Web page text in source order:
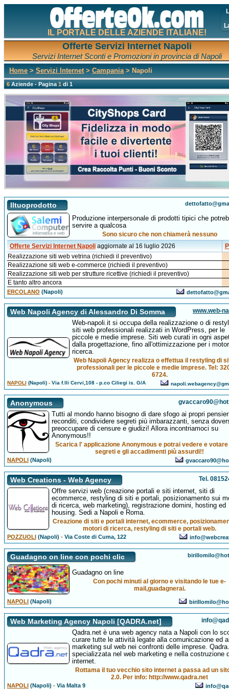
IL PORTALE DELLE AZIENDE ITALIANE!
Offerte Servizi Internet Napoli
Servizi Internet Sconti e Promozioni in provincia di Napoli
Home > Servizi Internet> Campania> Napoli
6Aziende - Pagina1di 1
Iltuoprodotto
Produzione interpersonale di prodotti tipici che
servire a qualcosa
Sono sicuro che non chiamerà nessuno
Offerte Servizi Internet Napoli aggiornate al 16 luglio 2026
Realizzazione siti web vetrina (richiedi il preventivo)
Realizzazione siti web e-commerce (richiedi il preventivo)
Realizzazione siti web per strutture ricettive (richiedi il preventivo)
E tanto altro ancora
ERCOLANO (Napoli)
Web Napoli Agency di Alessandro Di Somma www.web-
Web-napoli.it si occupa della realizzazione o di
siti web professionali realizzati in WordPress, per le
piccole e medie imprese. Siti web curati in ogni
dalla progettazione, fino all'ottimizzazione per i
ricerca.
Web Napoli Agency realizza o effettua il restyling di
professionali per le piccole e medie imprese. Tel:
6724.
NAPOLI(Napoli) -Via f.lli Cervi,108 - p.co Ciliegi is. G/A
Anonymous
Tutti al mondo hanno bisogno di dare sfogo ai propri
reconditi, condividere segreti più imbarazzanti, senza
preoccupare di censure e giudizi! Allora incontriamoci su
Anonymous!!
Scarica l' applicazione Anonymous e potrai vedere e
segreti e gli accadimenti più assurdi!!
NAPOLI(Napoli)
Web Creations - Web Agency Tel.
Offre servizi web (creazione portali e siti internet, siti di
ecommerce, restyling di siti e portali, posizionamento sui
di ricerca, web marketing), registrazione domini, hosting ed
housing. Sedi a Napoli e Roma.
Creazione di siti e portali internet, ecommerce,
motori di ricerca, restyling di siti e portali web.
POZZUOLI(Napoli) -Via Coste di Cuma, 122
Guadagno on line con pochi clic
Guadagno on line
Con pochi minuti al giorno e visitando le tue e-
mail,guadagnerai.
NAPOLI(Napoli)
Web Marketing Agency Napoli [QADRA.net]
Qadra.net è una web agency nata a Napoli con lo
curare tutte le attività legate alla comunicazione ed
marketing sul web nei confronti delle imprese.
specializzata nel web marketing e nella costruzione
internet.
Rottama il tuo vecchio sito internet a passa ad un
2.0. Per info: http://www.qadra.net
NAPOLI(Napoli) -Via Malta 9